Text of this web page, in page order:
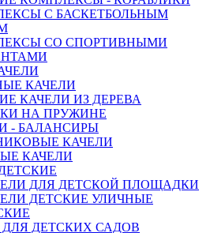
С БАСКЕТБОЛЬНЫМ
СО СПОРТИВНЫМИ
КАЧЕЛИ
КАЧЕЛИ ИЗ ДЕРЕВА
НА ПРУЖИНЕ
- БАЛАНСИРЫ
КАЧЕЛИ
КАЧЕЛИ
ДЛЯ ДЕТСКОЙ ПЛОЩАДКИ
ДЕТСКИЕ УЛИЧНЫЕ
ДЛЯ ДЕТСКИХ САДОВ